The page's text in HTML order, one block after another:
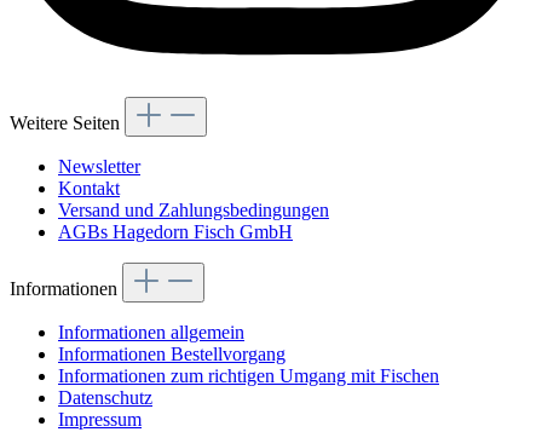
Weitere Seiten
Newsletter
Kontakt
Versand und Zahlungsbedingungen
AGBs Hagedorn Fisch GmbH
Informationen
Informationen allgemein
Informationen Bestellvorgang
Informationen zum richtigen Umgang mit Fischen
Datenschutz
Impressum